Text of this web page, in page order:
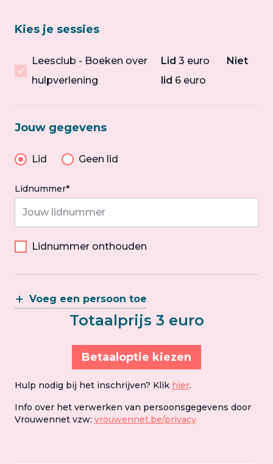
Kies je sessies
Leesclub - Boeken over
hulpverlening
Lid 3 euro
Niet
lid 6 euro
Jouw gegevens
Lid Geen lid
Lidnummer*
Lidnummer onthouden
Voeg een persoon toe
Totaalprijs 3 euro
Betaaloptie kiezen
Hulp nodig bij het inschrijven? Klik hier.
Info over het verwerken van persoonsgegevens door
Vrouwennet vzw: vrouwennet.be/privacy